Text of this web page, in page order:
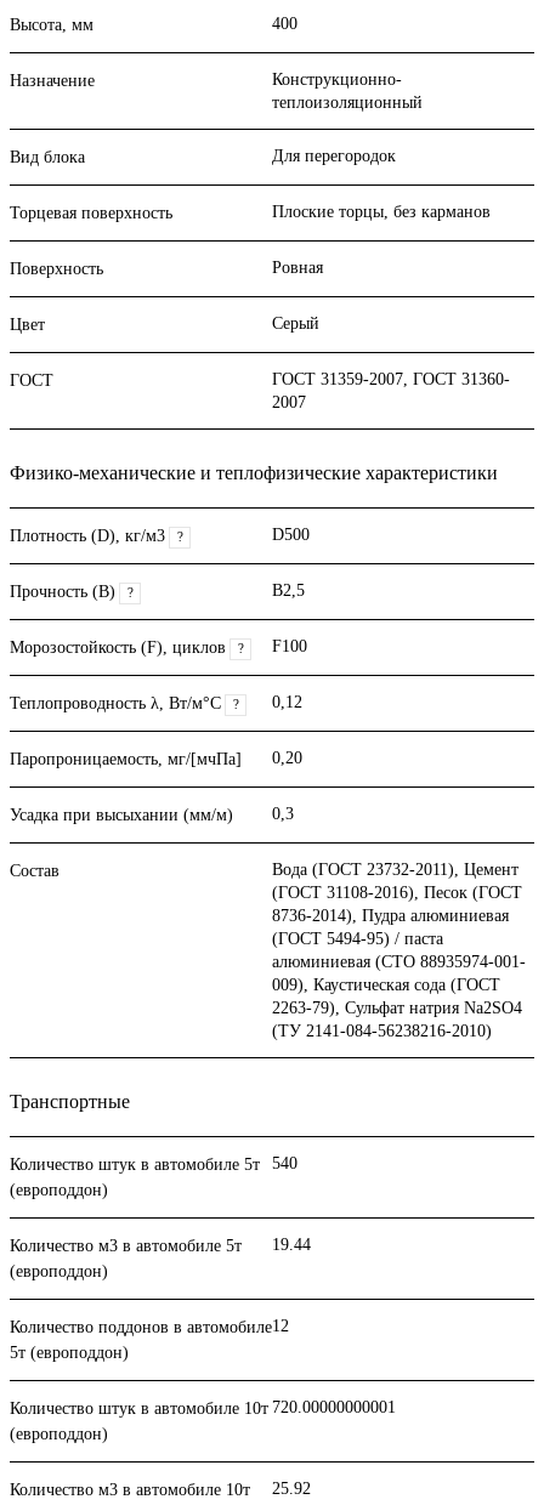
Высота, мм 400
Назначение
Конструкционно-
теплоизоляционный
Вид блока Для перегородок
Торцевая поверхность Плоские торцы, без карманов
Поверхность Ровная
Цвет Серый
ГОСТ
ГОСТ 31359-2007, ГОСТ 31360-
2007
Физико-механические и теплофизические характеристики
Плотность (D), кг/м3 ? D500
Прочность (В) ? B2,5
Морозостойкость (F), циклов ? F100
Теплопроводность λ, Вт/м°С ? 0,12
Паропроницаемость, мг/[мчПа] 0,20
Усадка при высыхании (мм/м) 0,3
Состав
Вода (ГОСТ 23732-2011), Цемент
(ГОСТ 31108-2016), Песок (ГОСТ
8736-2014), Пудра алюминиевая
(ГОСТ 5494-95) / паста
алюминиевая (СТО 88935974-001-
009), Каустическая сода (ГОСТ
2263-79), Сульфат натрия Na2SO4
(ТУ 2141-084-56238216-2010)
Транспортные
Количество штук в автомобиле 5т
(европоддон)
540
Количество м3 в автомобиле 5т
(европоддон)
19.44
Количество поддонов в автомобиле
5т (европоддон)
12
Количество штук в автомобиле 10т
(европоддон)
720.00000000001
Количество м3 в автомобиле 10т
25.92